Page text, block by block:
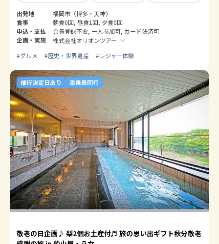
出発地
福岡市（博多・天神）
食事
朝食0回, 昼食1回, 夕食0回
申込・支払
会員登録不要, 一人参加可, カード決済可
企画・実施
株式会社オリオンツアー
#グルメ #歴史・世界遺産 #レジャー体験
催行決定日あり 添乗員同行
敬老の日企画♪ 梨2個お土産付♬ 旅の思い出ギフト秋分敬老